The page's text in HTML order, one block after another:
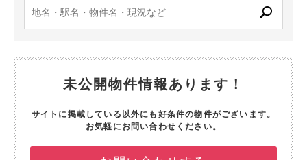
未公開物件情報あります！
サイトに掲載している以外にも好条件の物件がございます。
お気軽にお問い合わせください。